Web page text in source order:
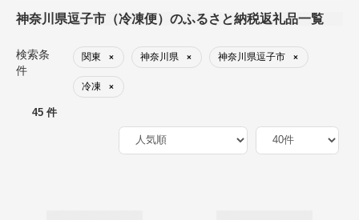
神奈川県逗子市（冷凍便）のふるさと納税返礼品一覧
検索条
件
関東 × 神奈川県 × 神奈川県逗子市 ×
冷凍 ×
45 件